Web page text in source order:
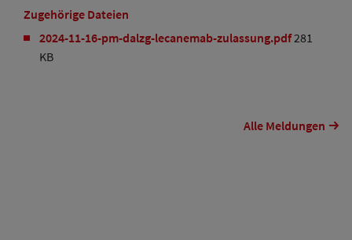
Zugehörige Dateien
2024-11-16-pm-dalzg-lecanemab-zulassung.pdf281
KB
Alle Meldungen